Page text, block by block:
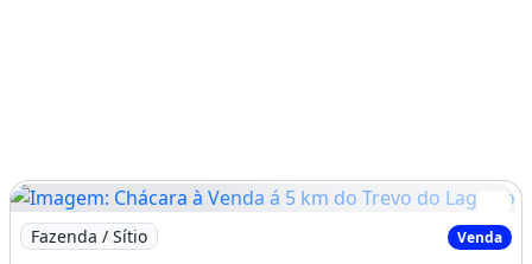
Imagem: Chácara à Venda á 5 km do Trevo do Lagarto
Fazenda / Sítio Venda